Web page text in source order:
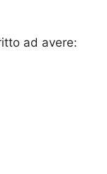
ad avere: